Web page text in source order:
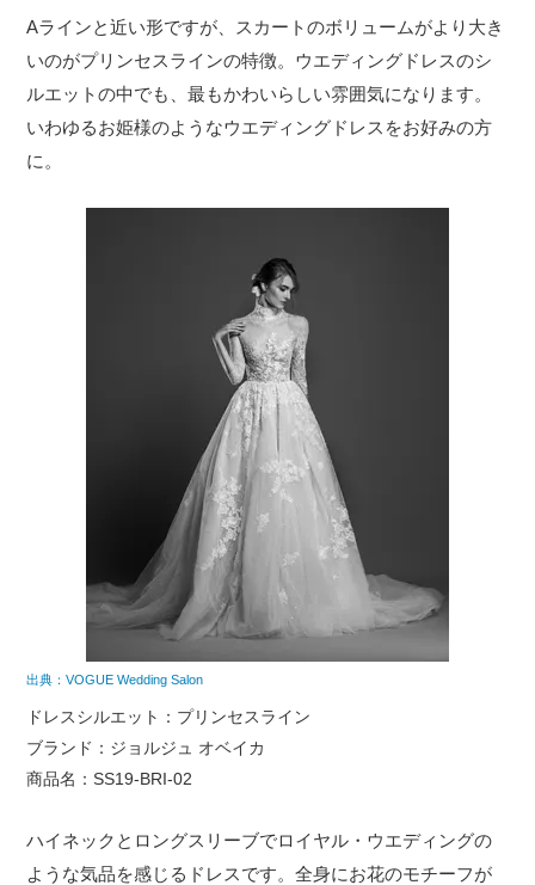
Aラインと近い形ですが、スカートのボリュームがより大き
いのがプリンセスラインの特徴。ウエディングドレスのシ
ルエットの中でも、最もかわいらしい雰囲気になります。
いわゆるお姫様のようなウエディングドレスをお好みの方
に。
出典：VOGUE Wedding Salon
ドレスシルエット：プリンセスライン
ブランド：ジョルジュ オベイカ
商品名：SS19-BRI-02
ハイネックとロングスリーブでロイヤル・ウエディングの
ような気品を感じるドレスです。全身にお花のモチーフが